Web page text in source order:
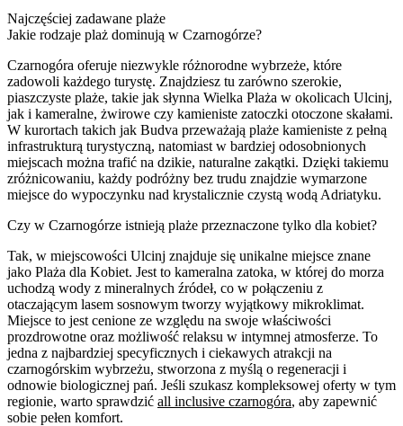
Najczęściej zadawane plaże
Jakie rodzaje plaż dominują w Czarnogórze?
Czarnogóra oferuje niezwykle różnorodne wybrzeże, które
zadowoli każdego turystę. Znajdziesz tu zarówno szerokie,
piaszczyste plaże, takie jak słynna Wielka Plaża w okolicach Ulcinj,
jak i kameralne, żwirowe czy kamieniste zatoczki otoczone skałami.
W kurortach takich jak Budva przeważają plaże kamieniste z pełną
infrastrukturą turystyczną, natomiast w bardziej odosobnionych
miejscach można trafić na dzikie, naturalne zakątki. Dzięki takiemu
zróżnicowaniu, każdy podróżny bez trudu znajdzie wymarzone
miejsce do wypoczynku nad krystalicznie czystą wodą Adriatyku.
Czy w Czarnogórze istnieją plaże przeznaczone tylko dla kobiet?
Tak, w miejscowości Ulcinj znajduje się unikalne miejsce znane
jako Plaża dla Kobiet. Jest to kameralna zatoka, w której do morza
uchodzą wody z mineralnych źródeł, co w połączeniu z
otaczającym lasem sosnowym tworzy wyjątkowy mikroklimat.
Miejsce to jest cenione ze względu na swoje właściwości
prozdrowotne oraz możliwość relaksu w intymnej atmosferze. To
jedna z najbardziej specyficznych i ciekawych atrakcji na
czarnogórskim wybrzeżu, stworzona z myślą o regeneracji i
odnowie biologicznej pań. Jeśli szukasz kompleksowej oferty w tym
regionie, warto sprawdzić all inclusive czarnogóra, aby zapewnić
sobie pełen komfort.